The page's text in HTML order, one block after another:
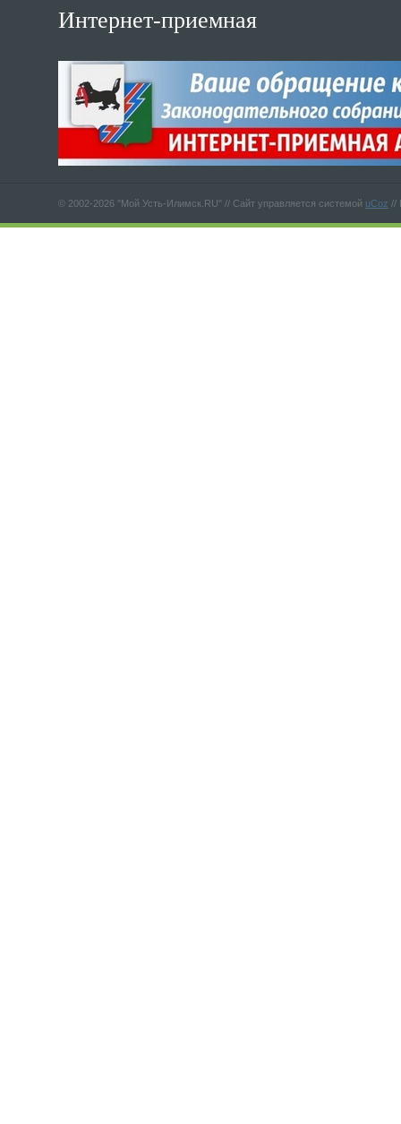
Интернет-приемная
© 2002-2026 "Мой Усть-Илимск.RU" // Сайт управляется системой uCoz //